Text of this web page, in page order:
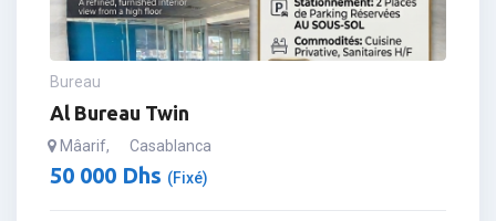
Bureau
Al Bureau Twin
Mâarif, Casablanca
50 000 Dhs (Fixé)